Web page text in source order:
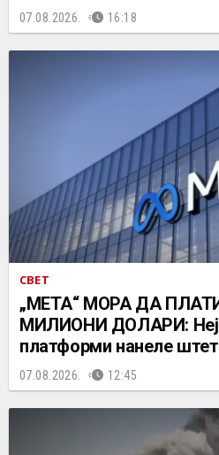
07.08.2026. 16:18
СВЕТ
„МЕТА“ МОРА ДА
МИЛИОНИ ДОЛАРИ:
платформи нанеле
07.08.2026. 12:45